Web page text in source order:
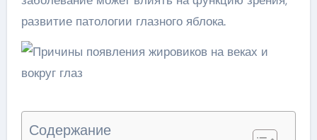
развитие патологии глазного яблока.
Содержание